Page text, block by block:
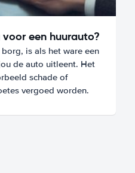
een huurauto?
is als het ware een
de auto uitleent. Het
schade of
vergoed worden.